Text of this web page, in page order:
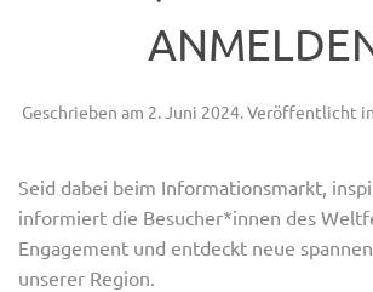
Geschrieben am 2. Juni 2024. Veröffentlicht in
Seid dabei beim Informationsmarkt,
informiert die Besucher*innen des
Engagement und entdeckt neue
unserer Region.